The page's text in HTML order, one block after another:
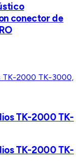
conector de
TK-2000 TK-
TK-2000 TK-